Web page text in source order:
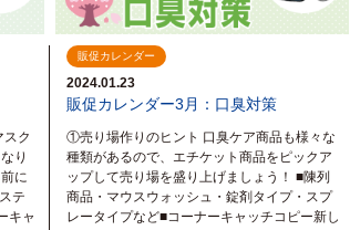
ク
り
に
テ
キャ
販促カレンダー
2024.01.23
販促カレンダー3月：口臭対策
①売り場作りのヒント 口臭ケア商品も様々な
種類があるので、エチケット商品をピックア
ップして売り場を盛り上げましょう！ ■陳列
商品・マウスウォッシュ・錠剤タイプ・スプ
レータイプなど■コーナーキャッチコピー新し